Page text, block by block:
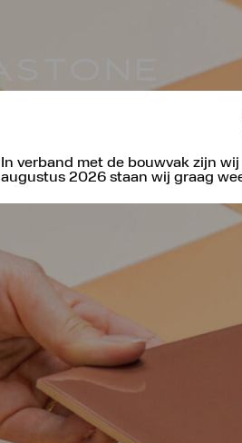
In verband met de bouwvak zijn
augustus 2026 staan wij graag